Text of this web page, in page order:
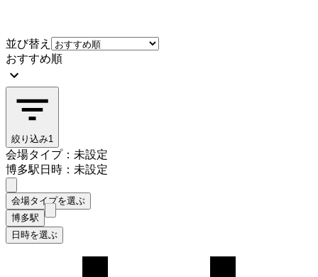
並び替え
おすすめ順
絞り込み1
会場タイプ：未設定
博多駅日時：未設定
会場タイプを選ぶ
博多駅
日時を選ぶ